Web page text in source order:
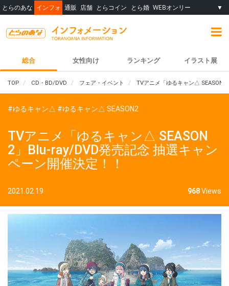
とらのあな インフォ 通販 店舗 とらコイン とら婚 WEBオンリー ▼
総合 女性向け ランキング イラスト展
TOP CD・BD/DVD フェア・イベント TVアニメ「ゆるキャン△
#ゆるキャン△ #ゆるキャン△ SEASON2
TVアニメ「ゆるキャン△ SEASON
2」Blu-ray/DVD発売記念 抽選キャン
ペーン開催決定！！
2021.02.19 968Views